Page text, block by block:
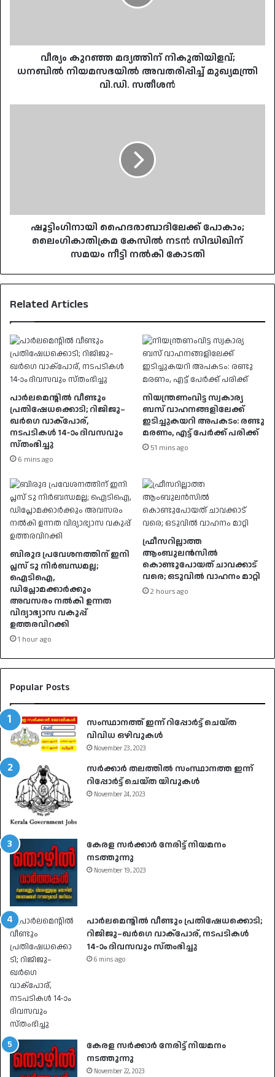
വി.ഡി.
സതീശൻവീര്യം കുറഞ്ഞ മദ്യത്തിന് നികുതിയിളവ്;
ധനബിൽ നിയമസഭയിൽ അവതരിപ്പിച്ച് മുഖ്യമന്ത്രി
വി.ഡി. സതീശൻ
നീട്ടി
നൽകി
കോടതി
ഷൂട്ടിംഗിനായി ഹൈദരാബാദിലേക്ക് പോകാം;
ലൈംഗികാതിക്രമ കേസിൽ നടൻ സിദ്ധിഖിന്
സമയം നീട്ടി നൽകി കോടതി
Related Articles
പാർലമെന്റിൽ വീണ്ടും
പ്രതിഷേധക്കൊടി; റിജിജു–
ഖർഗെ വാക്പോര്,
നടപടികൾ 14-ാം ദിവസവും
സ്തംഭിച്ചു
6 mins ago
നിയന്ത്രണംവിട്ട സ്വകാര്യ
ബസ് വാഹനങ്ങളിലേക്ക്
ഇടിച്ചുകയറി അപകടം: രണ്ടു
മരണം, എട്ട് പേർക്ക് പരിക്ക്
51 mins ago
ബിരുദ പ്രവേശനത്തിന് ഇനി
പ്ലസ് ടു നിർബന്ധമല്ല;
ഐടിഐ,
ഡിപ്ലോമക്കാർക്കും
അവസരം നൽകി ഉന്നത
വിദ്യാഭ്യാസ വകുപ്പ്
ഉത്തരവിറക്കി
1 hour ago
ഫ്രീസറില്ലാത്ത
ആംബുലൻസിൽ
കൊണ്ടുപോയത് ചാവക്കാട്
വരെ; ഒടുവിൽ വാഹനം മാറ്റി
2 hours ago
Popular Posts
സംസ്ഥാനത്ത് ഇന്ന് റിപ്പോർട്ട് ചെയ്ത
വിവിധ ഒഴിവുകൾ
November 23, 2023
സർക്കാർ തലത്തിൽ സംസ്ഥാനത്ത ഇന്ന്
റിപ്പോർട്ട് ചെയ്ത യിവുകൾ
November 24, 2023
കേരള സർക്കാർ നേരിട്ട് നിയമനം
നടത്തുന്നു
November 19, 2023
പാർലമെന്റിൽ വീണ്ടും പ്രതിഷേധക്കൊടി;
റിജിജു–ഖർഗെ വാക്പോര്, നടപടികൾ
14-ാം ദിവസവും സ്തംഭിച്ചു
6 mins ago
കേരള സർക്കാർ നേരിട്ട് നിയമനം
നടത്തുന്നു
November 22, 2023